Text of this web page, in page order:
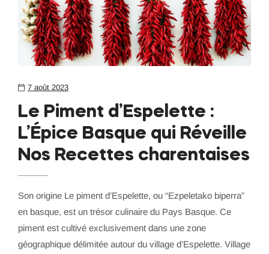
7 août 2023
Le Piment d’Espelette :
L’Épice Basque qui Réveille
Nos Recettes charentaises
Son origine Le piment d’Espelette, ou “Ezpeletako biperra”
en basque, est un trésor culinaire du Pays Basque. Ce
piment est cultivé exclusivement dans une zone
géographique délimitée autour du village d’Espelette. Village